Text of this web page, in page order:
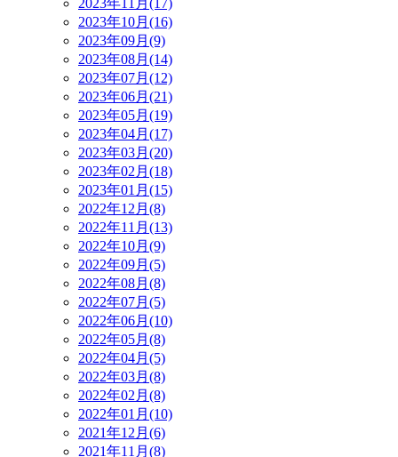
2023年11月(17)
2023年10月(16)
2023年09月(9)
2023年08月(14)
2023年07月(12)
2023年06月(21)
2023年05月(19)
2023年04月(17)
2023年03月(20)
2023年02月(18)
2023年01月(15)
2022年12月(8)
2022年11月(13)
2022年10月(9)
2022年09月(5)
2022年08月(8)
2022年07月(5)
2022年06月(10)
2022年05月(8)
2022年04月(5)
2022年03月(8)
2022年02月(8)
2022年01月(10)
2021年12月(6)
2021年11月(8)